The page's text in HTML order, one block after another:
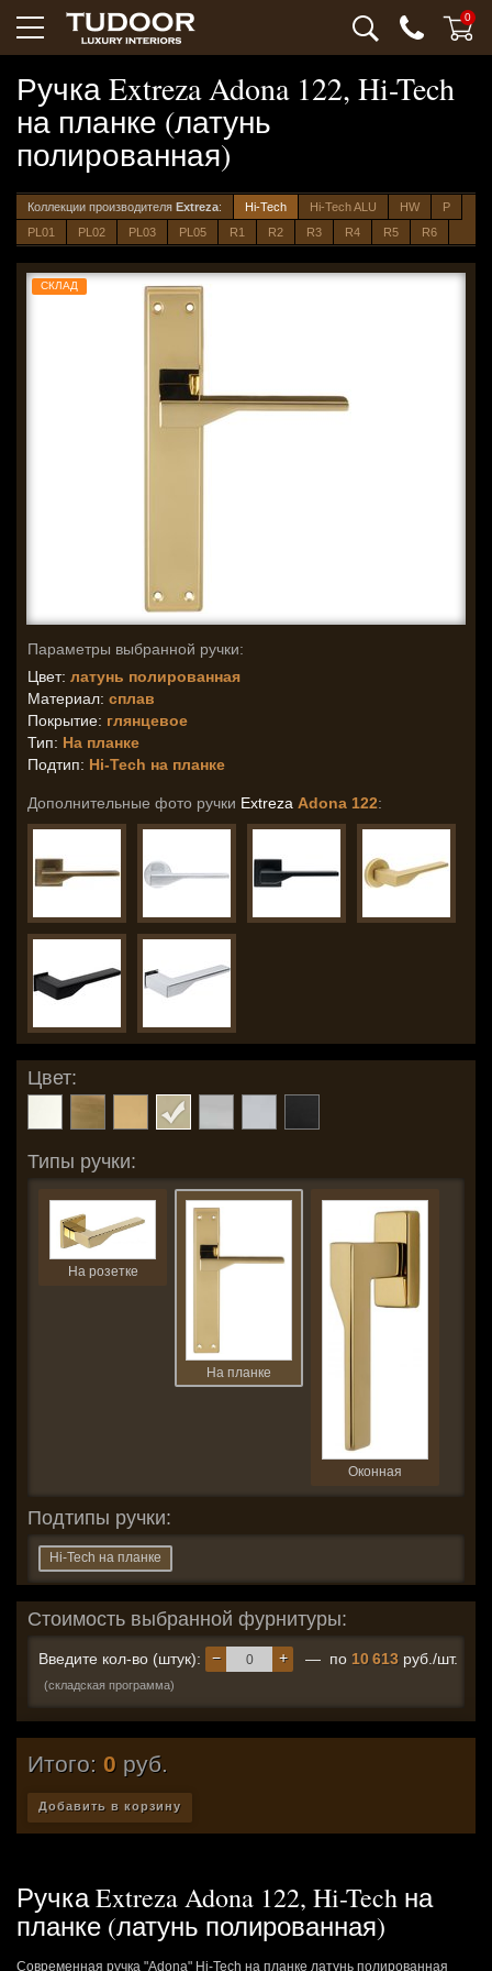
0
Ручка Extreza Adona 122, Hi-Tech
на планке (латунь
полированная)
Коллекции производителя Extreza: Hi-Tech Hi-Tech ALU HW
P
PL01
PL02 PL03 PL05 R1 R2 R3 R4 R5 R6
СКЛАД
Параметры выбранной ручки:
Цвет: латунь полированная
Материал: сплав
Покрытие: глянцевое
Тип: На планке
Подтип: Hi-Tech на планке
Дополнительные фото ручки Extreza Adona 122:
Цвет:
Типы ручки:
На розетке
На планке
Оконная
Подтипы ручки:
Hi-Tech на планке
Стоимость выбранной фурнитуры:
Введите кол-во (штук): +
− — по 10 613 руб./шт.
(складская программа)
Итого: 0 руб.
Добавить в корзину
Ручка Extreza Adona 122, Hi-Tech на
планке (латунь полированная)
Современная ручка "Adona" Hi-Tech на планке латунь полированная